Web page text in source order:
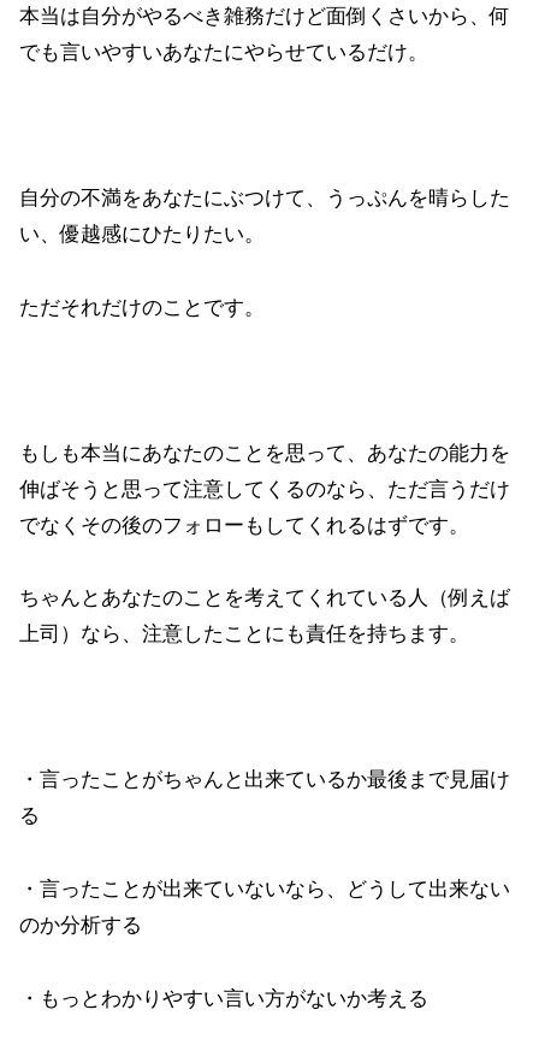
本当は自分がやるべき雑務だけど面倒くさいから、何
でも言いやすいあなたにやらせているだけ。
自分の不満をあなたにぶつけて、うっぷんを晴らした
い、優越感にひたりたい。
ただそれだけのことです。
もしも本当にあなたのことを思って、あなたの能力を
伸ばそうと思って注意してくるのなら、 ただ言うだけ
でなくその後のフォローもしてくれるはずです。
ちゃんとあなたのことを考えてくれている人（例えば
上司）なら、注意したことにも責任を持ちます。
・言ったことがちゃんと出来ているか最後まで見届け
る
・言ったことが出来ていないなら、どうして出来ない
のか分析する
・もっとわかりやすい言い方がないか考える